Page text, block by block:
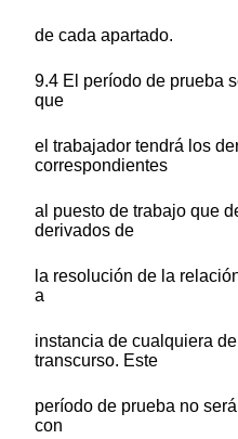
de cada apartado.
9.4 El período de prueba
que
el trabajador tendrá los
correspondientes
al puesto de trabajo que
derivados de
la resolución de la
a
instancia de cualquiera
transcurso. Este
período de prueba no
con